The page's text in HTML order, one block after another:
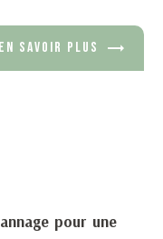
EN SAVOIR PLUS
pour une